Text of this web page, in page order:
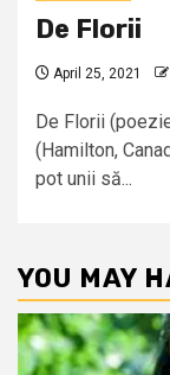
De Florii
April 25, 2021
De Florii
(Hamilton,
pot unii să...
YOU MAY